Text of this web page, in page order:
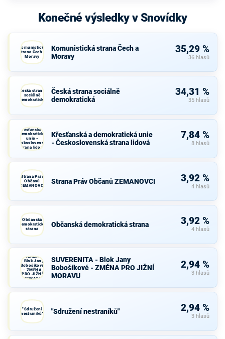
Konečné výsledky v Snovídky
Komunistická
strana Čech a
Moravy
Komunistická strana Čech a
Moravy
35,29 %
36 hlasů
Česká strana
sociálně
demokratická
Česká strana sociálně
demokratická
34,31 %
35 hlasů
Křesťanská a
demokratická
unie -
Československá
strana lidová
Křesťanská a demokratická unie
- Československá strana lidová
7,84 %
8 hlasů
Strana Práv
Občanů
ZEMANOVCI
Strana Práv Občanů ZEMANOVCI 3,92 %
4 hlasů
Občanská
demokratická
strana
Občanská demokratická strana 3,92 %
4 hlasů
SUVERENITA
- Blok Jany
Bobošíkové
- ZMĚNA
PRO JIŽNÍ
MORAVU
SUVERENITA - Blok Jany
Bobošíkové - ZMĚNA PRO JIŽNÍ
MORAVU
2,94 %
3 hlasů
"Sdružení
nestraníků"
"Sdružení nestraníků" 2,94 %
3 hlasů